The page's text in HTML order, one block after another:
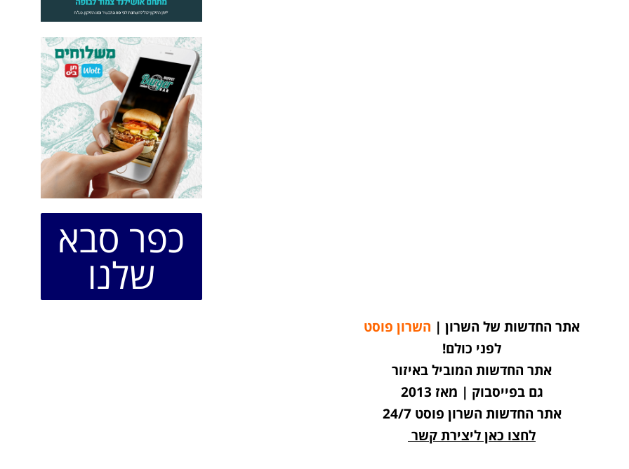
כפר סבא
שלנו
אתר החדשות של השרון | השרון פוסט
לפני כולם!
אתר החדשות המוביל באיזור
גם בפייסבוק | מאז 2013
אתר החדשות השרון פוסט 24/7
לחצו כאן ליצירת קשר